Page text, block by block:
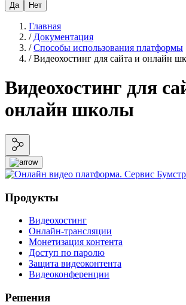
Да Нет
Главная
/ Документация
/Способы использования платформы
/Видеохостинг для сайта и онлайн
Видеохостинг для
онлайн школы
Продукты
Видеохостинг
Онлайн-трансляции
Монетизация контента
Доступ по паролю
Защита видеоконтента
Видеоконференции
Решения